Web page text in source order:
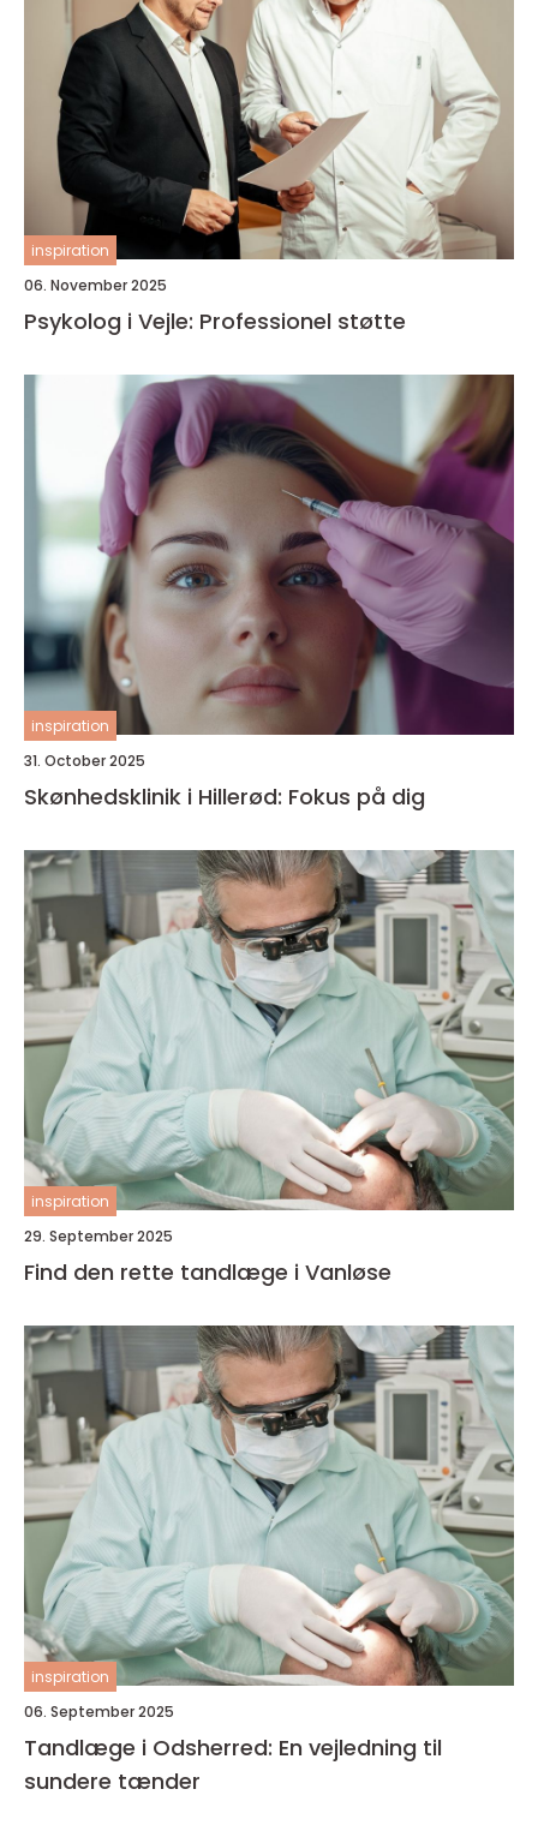
inspiration
06. November 2025
Psykolog i Vejle: Professionel støtte
inspiration
31. October 2025
Skønhedsklinik i Hillerød: Fokus på dig
inspiration
29. September 2025
Find den rette tandlæge i Vanløse
inspiration
06. September 2025
Tandlæge i Odsherred: En vejledning til
sundere tænder